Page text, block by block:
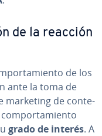
de la reacción
de los
ante la toma de
marketing de co­n­te­
co­m­po­r­ta­mie­n­to
grado de interés. A